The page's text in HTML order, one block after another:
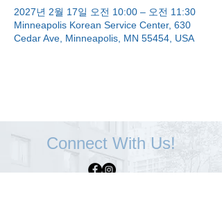
2027년 2월 17일 오전 10:00 – 오전 11:30
Minneapolis Korean Service Center, 630
Cedar Ave, Minneapolis, MN 55454, USA
Connect With Us!